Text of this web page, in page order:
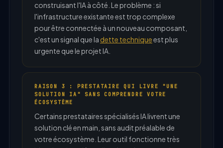
construisant l'IA à côté. Le problème : si
l'infrastructure existante est trop complexe
pour être connectée à un nouveau composant,
c'est un signal que la dette techniqueest plus
urgente que le projet IA.
RAISON 3 : PRESTATAIRE QUI LIVRE "UNE
SOLUTION IA" SANS COMPRENDRE VOTRE
ÉCOSYSTÈME
Certains prestataires spécialisés IA livrent une
solution clé en main, sans audit préalable de
votre écosystème. Leur outil fonctionne très